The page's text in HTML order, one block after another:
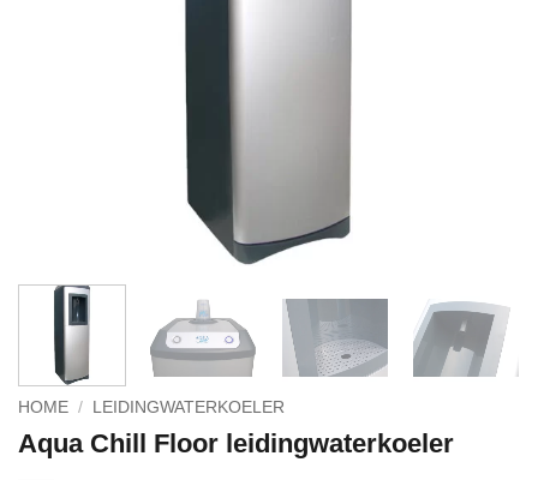
HOME / LEIDINGWATERKOELER
Aqua Chill Floor leidingwaterkoeler